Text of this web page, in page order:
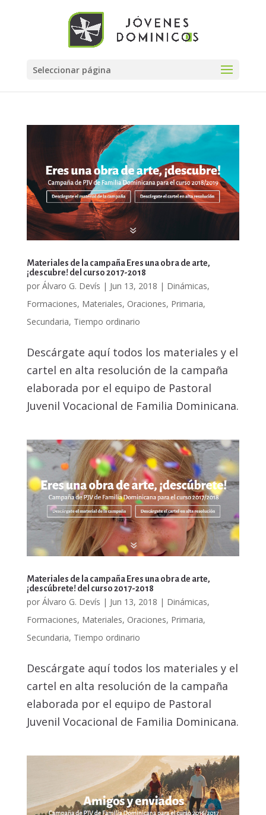
Seleccionar página
Materiales de la campaña Eres una obra de arte,
¡descubre! del curso 2017-2018
por Álvaro G. Devís | Jun 13, 2018 | Dinámicas,
Formaciones, Materiales, Oraciones, Primaria,
Secundaria, Tiempo ordinario
Descárgate aquí todos los materiales y el
cartel en alta resolución de la campaña
elaborada por el equipo de Pastoral
Juvenil Vocacional de Familia Dominicana.
Materiales de la campaña Eres una obra de arte,
¡descúbrete! del curso 2017-2018
por Álvaro G. Devís | Jun 13, 2018 | Dinámicas,
Formaciones, Materiales, Oraciones, Primaria,
Secundaria, Tiempo ordinario
Descárgate aquí todos los materiales y el
cartel en alta resolución de la campaña
elaborada por el equipo de Pastoral
Juvenil Vocacional de Familia Dominicana.